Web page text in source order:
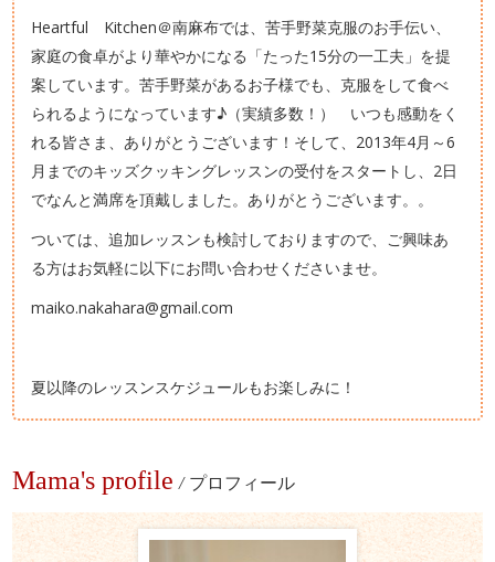
Heartful Kitchen＠南麻布では、苦手野菜克服のお手伝い、
家庭の食卓がより華やかになる「たった15分の一工夫」を提
案しています。苦手野菜があるお子様でも、克服をして食べ
られるようになっています♪（実績多数！） いつも感動をく
れる皆さま、ありがとうございます！そして、2013年4月～6
月までのキッズクッキングレッスンの受付をスタートし、2日
でなんと満席を頂戴しました。ありがとうございます。。
ついては、追加レッスンも検討しておりますので、ご興味あ
る方はお気軽に以下にお問い合わせくださいませ。
maiko.nakahara@gmail.com
夏以降のレッスンスケジュールもお楽しみに！
Mama's profile / プロフィール